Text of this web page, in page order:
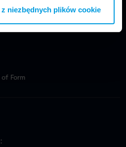
z niezbędnych plików cookie
Form